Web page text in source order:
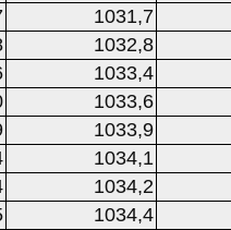
1031,7
1032,8
1033,4
1033,6
1033,9
1034,1
1034,2
1034,4